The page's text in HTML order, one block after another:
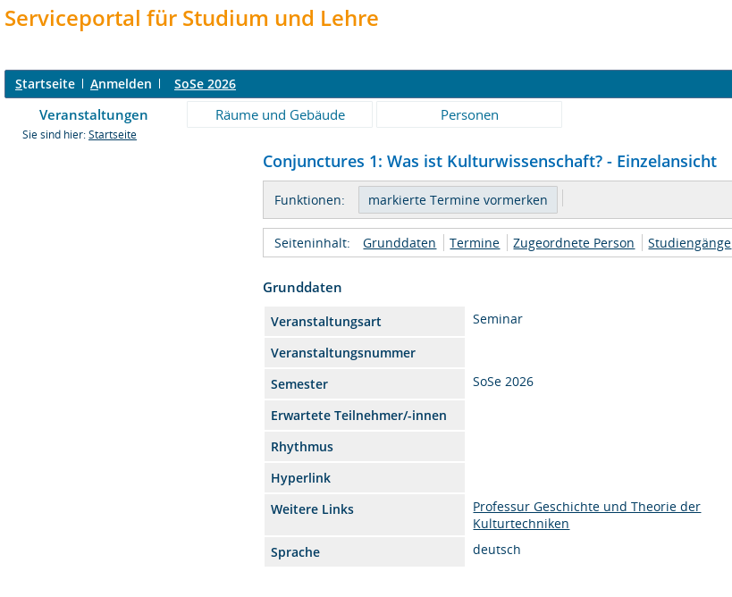
Serviceportal für Studium und Lehre
Startseite Anmelden SoSe 2026
Veranstaltungen Räume und Gebäude Personen
Sie sind hier: Startseite
Conjunctures 1: Was ist Kulturwissenschaft? - Einzelansicht
Funktionen:
Seiteninhalt: Grunddaten Termine Zugeordnete Person Studiengänge
Grunddaten
Veranstaltungsart Seminar
Veranstaltungsnummer
Semester
SoSe 2026
Erwartete Teilnehmer/-innen
Rhythmus
Hyperlink
Weitere Links
Professur Geschichte und Theorie der
Kulturtechniken
Sprache
deutsch